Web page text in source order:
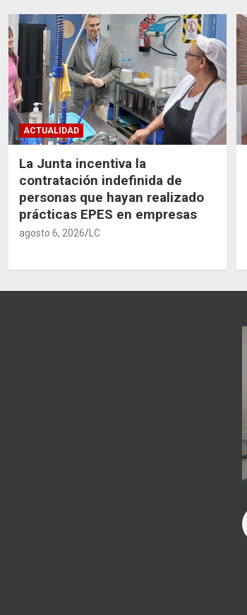
ACTUALIDAD
La Junta incentiva la
contratación indefinida de
personas que hayan realizado
prácticas EPES en empresas
agosto 6, 2026 LC